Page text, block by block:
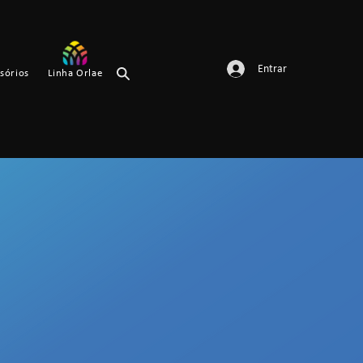
Linha Orlae Entrar